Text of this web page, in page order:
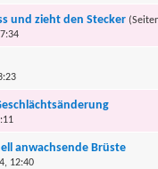
und zieht den Stecker
anwachsende Brüste
12:40